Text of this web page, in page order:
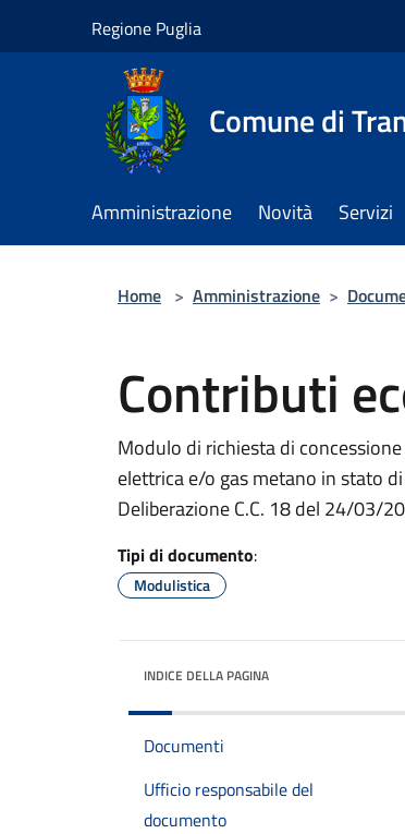
Regione Puglia
Comune di
Amministrazione Novità Servizi
Home > Amministrazione >
Contributi
Modulo di richiesta di
elettrica e/o gas metano in stato
Deliberazione C.C. 18 del 24/03/
Tipi di documento:
Modulistica
INDICE DELLA PAGINA
Documenti
Ufficio responsabile del
documento